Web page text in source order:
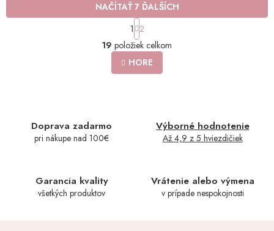
O
v
l
á
NAČÍTAŤ 7 ĎALŠÍCH
S
t
r
á
n
k
1 2
19 položiek celkom
HORE
Doprava zadarmo
pri nákupe nad 100€
Výborné hodnotenie
Až 4,9 z 5 hviezdičiek
Garancia kvality
všetkých produktov
Vrátenie alebo výmena
v prípade nespokojnosti